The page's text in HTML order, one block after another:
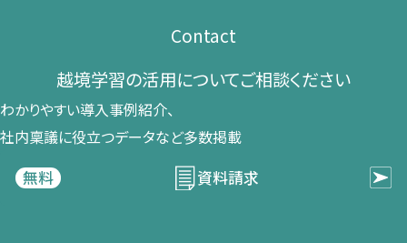
Contact
越境学習の​活用に​ついて​ご相談ください​
わかりやすい導入事例紹介、​
社内稟議に​役立つデータなど​多数掲載
無料
資料請求